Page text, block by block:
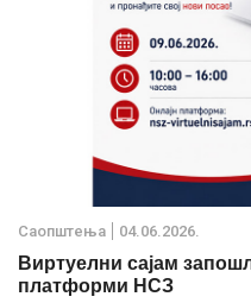
Саопштења 04.06.2026.
Виртуелни сајам
платформи НСЗ